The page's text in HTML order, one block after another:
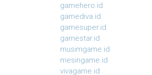
gamehero.id
gamediva.id
gamesuper.id
gamestar.id
musimgame.id
mesingame.id
vivagame.id